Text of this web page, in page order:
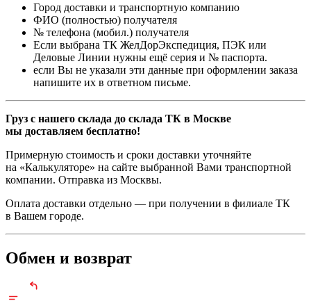
Город доставки и транспортную компанию
ФИО (полностью) получателя
№ телефона (мобил.) получателя
Если выбрана ТК ЖелДорЭкспедиция, ПЭК или
Деловые Линии нужны ещё серия и № паспорта.
если Вы не указали эти данные при оформлении заказа
напишите их в ответном письме.
Груз с нашего склада до склада ТК в Москве
мы доставляем бесплатно!
Примерную стоимость и сроки доставки уточняйте
на «Калькуляторе» на сайте выбранной Вами транспортной
компании. Отправка из Москвы.
Оплата доставки отдельно — при получении в филиале ТК
в Вашем городе.
Обмен и возврат